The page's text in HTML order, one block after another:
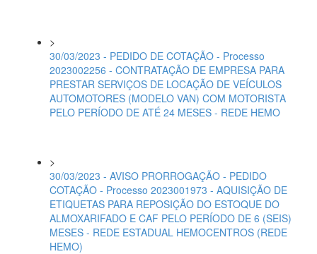
>
30/03/2023 - PEDIDO DE COTAÇÃO - Processo
2023002256 - CONTRATAÇÃO DE EMPRESA PARA
PRESTAR SERVIÇOS DE LOCAÇÃO DE VEÍCULOS
AUTOMOTORES (MODELO VAN) COM MOTORISTA
PELO PERÍODO DE ATÉ 24 MESES - REDE HEMO
>
30/03/2023 - AVISO PRORROGAÇÃO - PEDIDO
COTAÇÃO - Processo 2023001973 - AQUISIÇÃO DE
ETIQUETAS PARA REPOSIÇÃO DO ESTOQUE DO
ALMOXARIFADO E CAF PELO PERÍODO DE 6 (SEIS)
MESES - REDE ESTADUAL HEMOCENTROS (REDE
HEMO)